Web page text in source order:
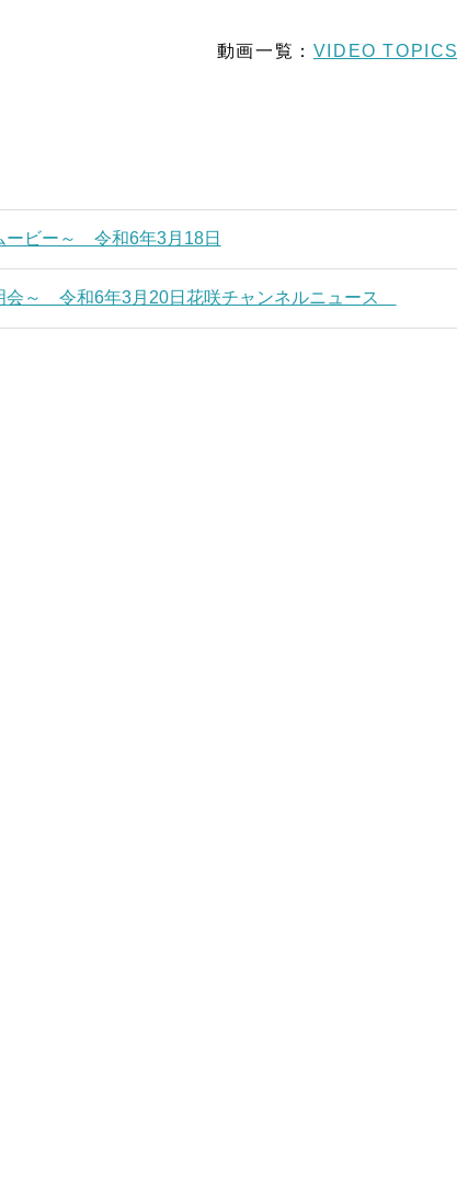
動画一覧： VIDEO TOPICS
ビー～ 令和6年3月18日
会～ 令和6年3月20日花咲チャンネルニュース